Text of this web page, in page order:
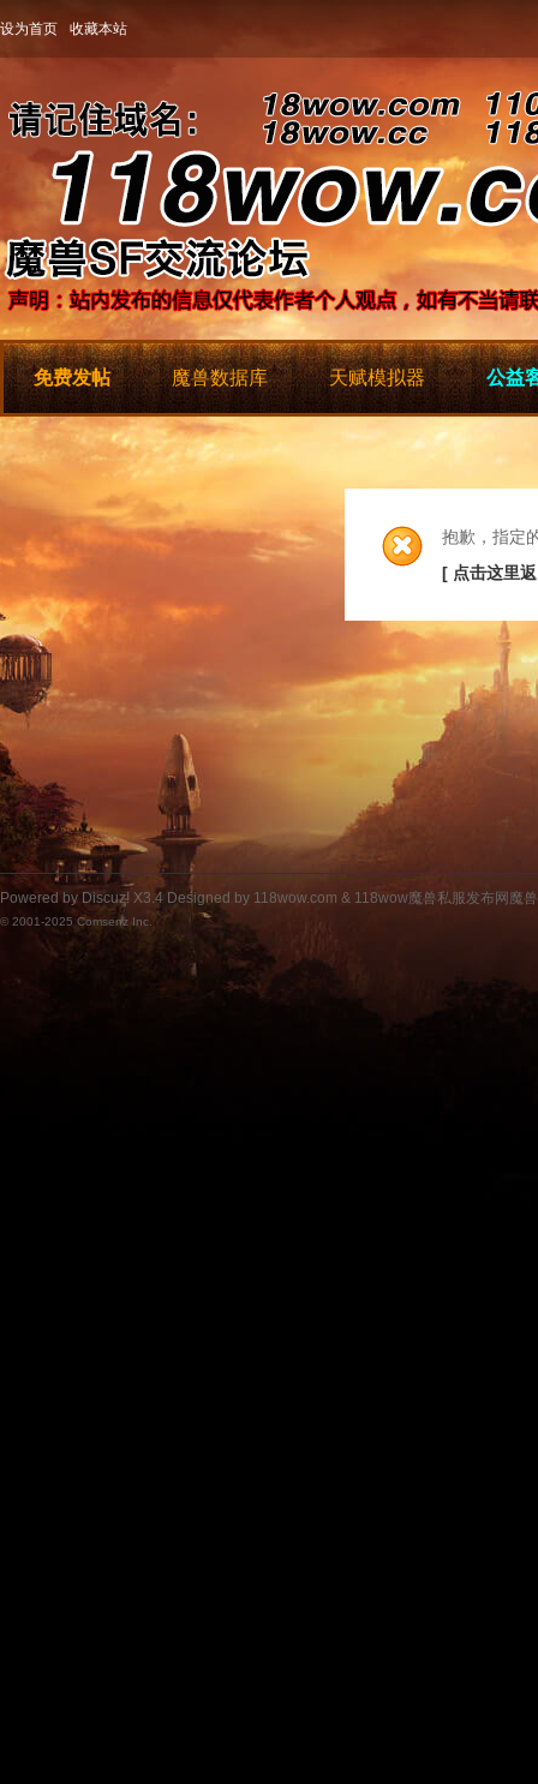
设为首页 收藏本站
免费发帖 魔兽数据库 天赋模拟器 公益
抱歉，指定
[ 点击这里
Powered by Discuz! X3.4 Designed by 118wow.com & 118wow魔兽私服发布网魔
© 2001-2025 Comsenz Inc.